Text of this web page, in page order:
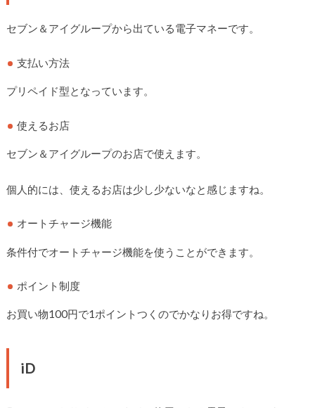
セブン＆アイグループから出ている電子マネーです。
支払い方法
プリペイド型となっています。
使えるお店
セブン＆アイグループのお店で使えます。
個人的には、使えるお店は少し少ないなと感じますね。
オートチャージ機能
条件付でオートチャージ機能を使うことができます。
ポイント制度
お買い物100円で1ポイントつくのでかなりお得ですね。
iD